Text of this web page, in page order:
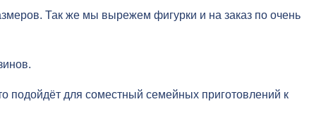
Так же мы вырежем фигурки и на заказ по очень
подойдёт для соместный семейных приготовлений к